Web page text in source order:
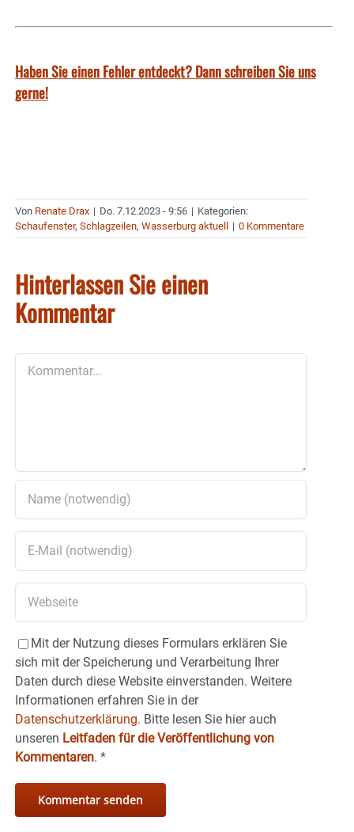
Haben Sie einen Fehler entdeckt? Dann schreiben Sie uns
gerne!
Von Renate Drax | Do. 7.12.2023 - 9:56 | Kategorien:
Schaufenster, Schlagzeilen, Wasserburg aktuell | 0 Kommentare
Hinterlassen Sie einen
Kommentar
Mit der Nutzung dieses Formulars erklären Sie
sich mit der Speicherung und Verarbeitung Ihrer
Daten durch diese Website einverstanden. Weitere
Informationen erfahren Sie in der
Datenschutzerklärung. Bitte lesen Sie hier auch
unseren Leitfaden für die Veröffentlichung von
Kommentaren. *